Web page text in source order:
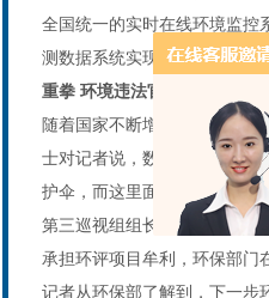
全国统一的实时在线环境监控
测数据系统实现互联共享。美
重拳 环境违法官员离任退休“
随着国家不断增加环保投入，
士对记者说，数据监测失真，
护伞，而这里面地方环保部门
第三巡视组组长吉林在向环境
承担环评项目牟利，环保部门
记者从环保部了解到，下一步